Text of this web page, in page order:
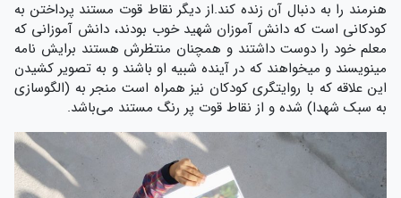
هنرمند را به دنبال آن زنده کند.از دیگر نقاط قوت مستند پرداختن به
کودکانی است که دانش آموزان شهید خوب بودند، دانش آموزانی که
معلم خود را دوست داشتند و همچنان منتظرش هستند برایش نامه
مینویسند و میخواهند که در آینده شبیه او باشند و به تصویر کشیدن
این علاقه که با روایتگری کودکان نیز همراه است منجر به (الگوسازی
به سبک شهدا) شده و از نقاط قوت پر رنگ مستند می‌باشد.